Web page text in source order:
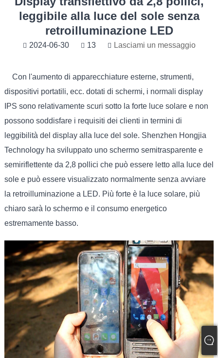
leggibile alla luce del sole senza
retroilluminazione LED
2024-06-30 13 Lasciami un messaggio
Con l'aumento di apparecchiature esterne, strumenti,
dispositivi portatili, ecc. dotati di schermi, i normali display
IPS sono relativamente scuri sotto la forte luce solare e non
possono soddisfare i requisiti dei clienti in termini di
leggibilità del display alla luce del sole. Shenzhen Hongjia
Technology ha sviluppato uno schermo semitrasparente e
semiriflettente da 2,8 pollici che può essere letto alla luce del
sole e può essere visualizzato normalmente senza avviare
la retroilluminazione a LED. Più forte è la luce solare, più
chiaro sarà lo schermo e il consumo energetico
estremamente basso.